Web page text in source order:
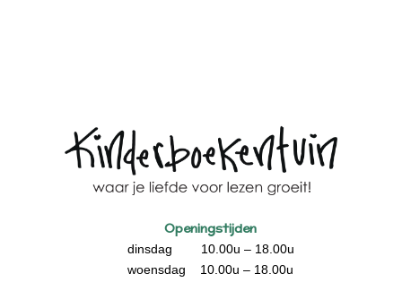
Openingstijden
dinsdag 10.00u – 18.00u
woensdag 10.00u – 18.00u